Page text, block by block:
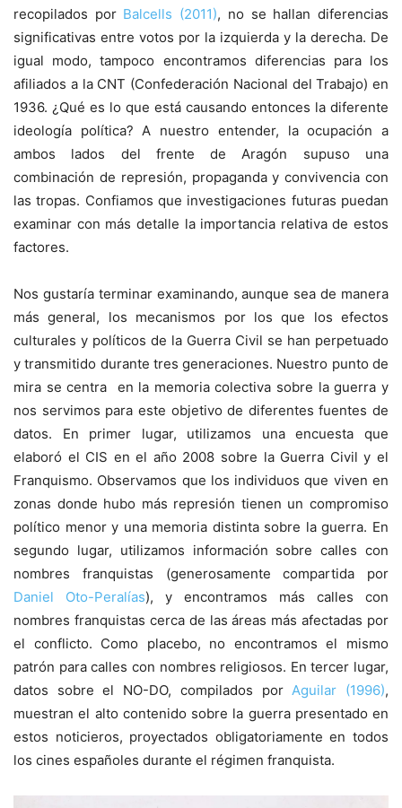
recopilados por Balcells (2011), no se hallan diferencias
significativas entre votos por la izquierda y la derecha. De
igual modo, tampoco encontramos diferencias para los
afiliados a la CNT (Confederación Nacional del Trabajo) en
1936. ¿Qué es lo que está causando entonces la diferente
ideología política? A nuestro entender, la ocupación a
ambos lados del frente de Aragón supuso una
combinación de represión, propaganda y convivencia con
las tropas. Confiamos que investigaciones futuras puedan
examinar con más detalle la importancia relativa de estos
factores.
Nos gustaría terminar examinando, aunque sea de manera
más general, los mecanismos por los que los efectos
culturales y políticos de la Guerra Civil se han perpetuado
y transmitido durante tres generaciones. Nuestro punto de
mira se centra en la memoria colectiva sobre la guerra y
nos servimos para este objetivo de diferentes fuentes de
datos. En primer lugar, utilizamos una encuesta que
elaboró el CIS en el año 2008 sobre la Guerra Civil y el
Franquismo. Observamos que los individuos que viven en
zonas donde hubo más represión tienen un compromiso
político menor y una memoria distinta sobre la guerra. En
segundo lugar, utilizamos información sobre calles con
nombres franquistas (generosamente compartida por
Daniel Oto-Peralías), y encontramos más calles con
nombres franquistas cerca de las áreas más afectadas por
el conflicto. Como placebo, no encontramos el mismo
patrón para calles con nombres religiosos. En tercer lugar,
datos sobre el NO-DO, compilados porAguilar (1996),
muestran el alto contenido sobre la guerra presentado en
estos noticieros, proyectados obligatoriamente en todos
los cines españoles durante el régimen franquista.